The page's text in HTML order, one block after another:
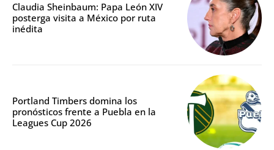
Claudia Sheinbaum: Papa León XIV
posterga visita a México por ruta
inédita
Portland Timbers domina los
pronósticos frente a Puebla en la
Leagues Cup 2026